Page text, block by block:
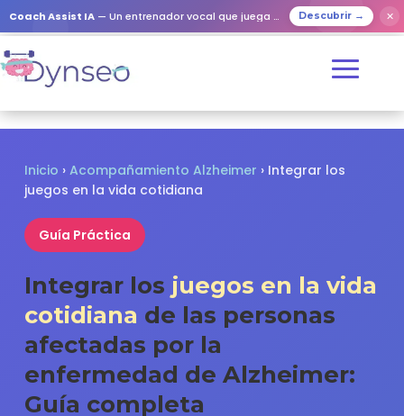
Coach Assist IA — Un entrenador vocal que juega con tus seres queridos Descubrir → ✕
Inicio › Acompañamiento Alzheimer › Integrar los
juegos en la vida cotidiana
Guía Práctica
Integrar los juegos en la vida
cotidiana de las personas
afectadas por la
enfermedad de Alzheimer:
Guía completa